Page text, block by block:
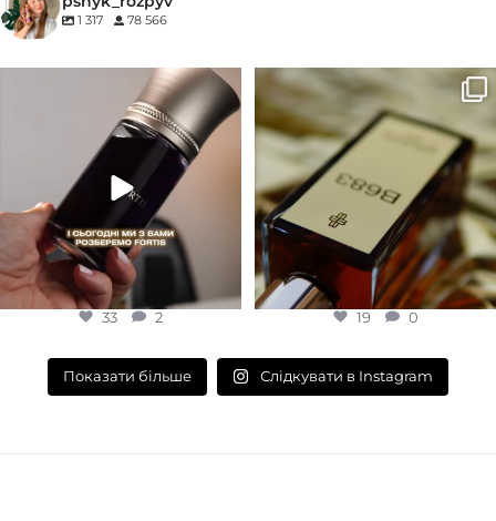
Деревинні
КОНЦЕНТРАЦІЯ
EDP (парфумована вода)
1 317 78 566
Для замовлення переходьте на
сайт або в Instagram...
33 2
33 2
Marc-Antoine Barrois B683 - це
запах вечора в
19
19 0
Показати більше Слідкувати в Instagram